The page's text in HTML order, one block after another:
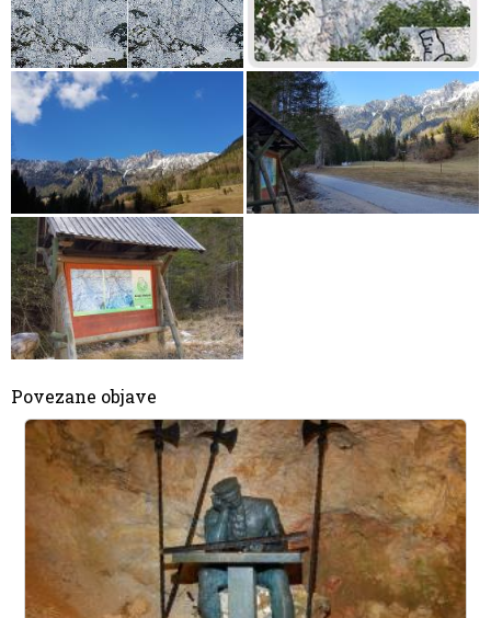
Povezane objave